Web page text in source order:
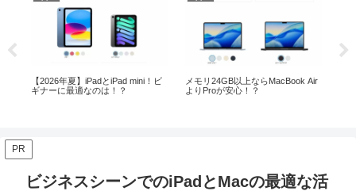
MacとiPadの使い分け術｜どちら
が適しているか徹底比較
今お勧めのM4 Mac mini！お勧めの
周辺機器がこれ！
PR
ビジネスシーンでのiPadとMacの最適な活